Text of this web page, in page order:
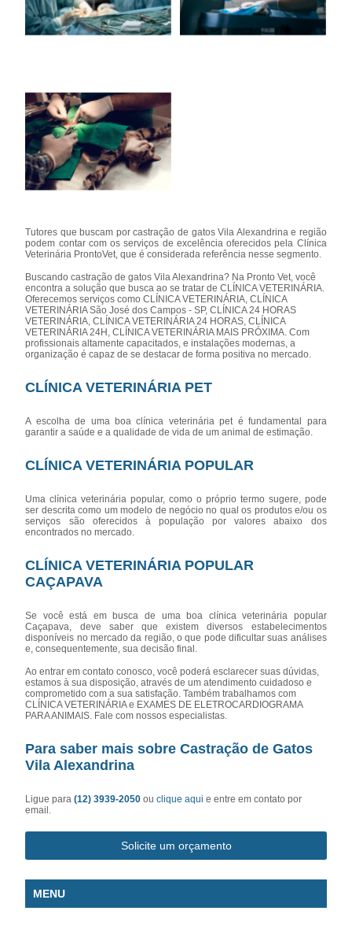
Tutores que buscam por castração de gatos Vila Alexandrina e região
podem contar com os serviços de excelência oferecidos pela Clínica
Veterinária ProntoVet, que é considerada referência nesse segmento.
Buscando castração de gatos Vila Alexandrina? Na Pronto Vet, você
encontra a solução que busca ao se tratar de CLÍNICA VETERINÁRIA.
Oferecemos serviços como CLÍNICA VETERINÁRIA, CLÍNICA
VETERINÁRIA São José dos Campos - SP, CLÍNICA 24 HORAS
VETERINÁRIA, CLÍNICA VETERINÁRIA 24 HORAS, CLÍNICA
VETERINÁRIA 24H, CLÍNICA VETERINÁRIA MAIS PRÓXIMA. Com
profissionais altamente capacitados, e instalações modernas, a
organização é capaz de se destacar de forma positiva no mercado.
CLÍNICA VETERINÁRIA PET
A escolha de uma boa clínica veterinária pet é fundamental para
garantir a saúde e a qualidade de vida de um animal de estimação.
CLÍNICA VETERINÁRIA POPULAR
Uma clínica veterinária popular, como o próprio termo sugere, pode
ser descrita como um modelo de negócio no qual os produtos e/ou os
serviços são oferecidos à população por valores abaixo dos
encontrados no mercado.
CLÍNICA VETERINÁRIA POPULAR
CAÇAPAVA
Se você está em busca de uma boa clínica veterinária popular
Caçapava, deve saber que existem diversos estabelecimentos
disponíveis no mercado da região, o que pode dificultar suas análises
e, consequentemente, sua decisão final.
Ao entrar em contato conosco, você poderá esclarecer suas dúvidas,
estamos à sua disposição, através de um atendimento cuidadoso e
comprometido com a sua satisfação. Também trabalhamos com
CLÍNICA VETERINÁRIA e EXAMES DE ELETROCARDIOGRAMA
PARA ANIMAIS. Fale com nossos especialistas.
Para saber mais sobre Castração de Gatos
Vila Alexandrina
Ligue para(12) 3939-2050ouclique aqui e entre em contato por
email.
Solicite um orçamento
MENU